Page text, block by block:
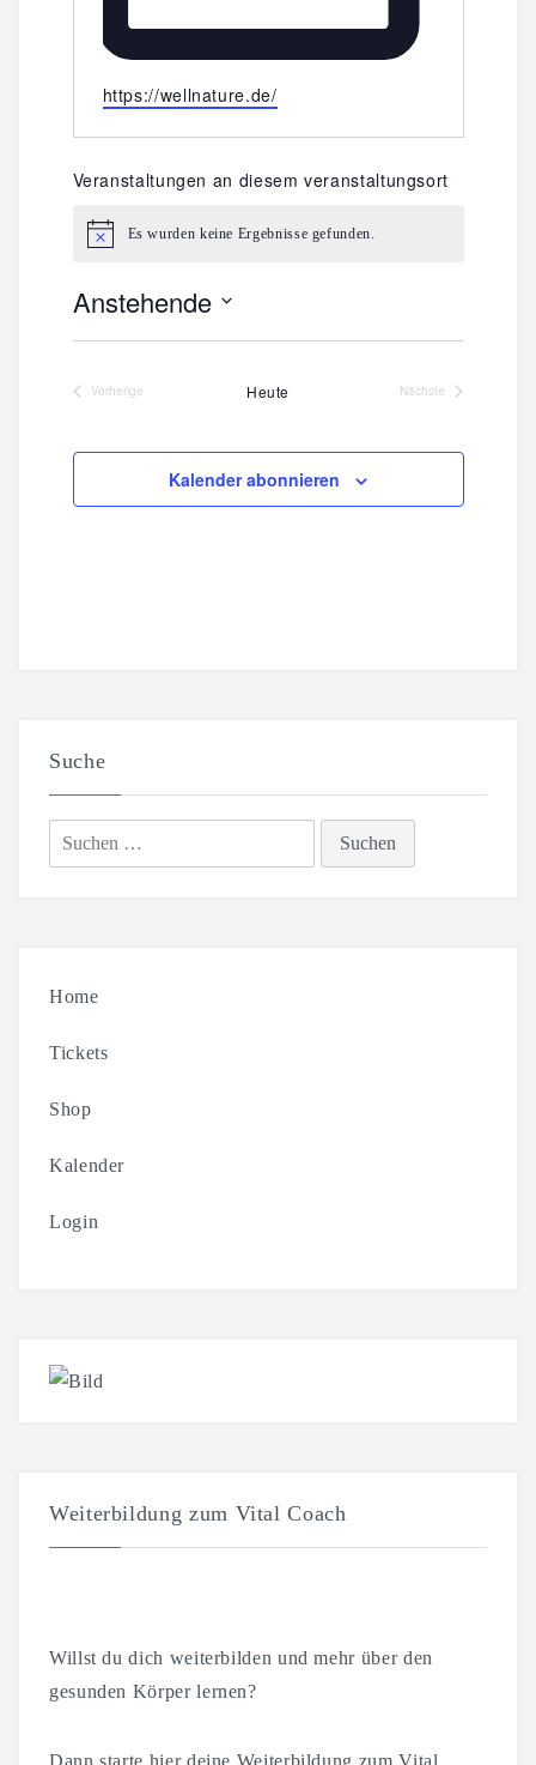
Webseite
https://wellnature.de/
Veranstaltungen an diesem veranstaltungsort
HinweisEs wurden keine Ergebnisse gefunden.
Anstehende
Datum
Vorherige
Heute
Nächste
Kalender abonnieren
Suche
Suchen
nach:
Home
Tickets
Shop
Kalender
Login
Weiterbildung zum Vital Coach
Willst du dich weiterbilden und mehr über den
gesunden Körper lernen?